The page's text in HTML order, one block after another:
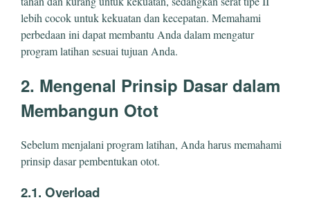
lebih cocok untuk kekuatan dan kecepatan. Memahami
perbedaan ini dapat membantu Anda dalam mengatur
program latihan sesuai tujuan Anda.
2. Mengenal Prinsip Dasar dalam
Membangun Otot
Sebelum menjalani program latihan, Anda harus memahami
prinsip dasar pembentukan otot.
2.1. Overload